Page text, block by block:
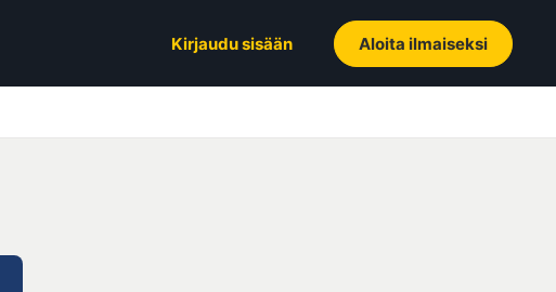
Kirjaudu sisään Aloita ilmaiseksi